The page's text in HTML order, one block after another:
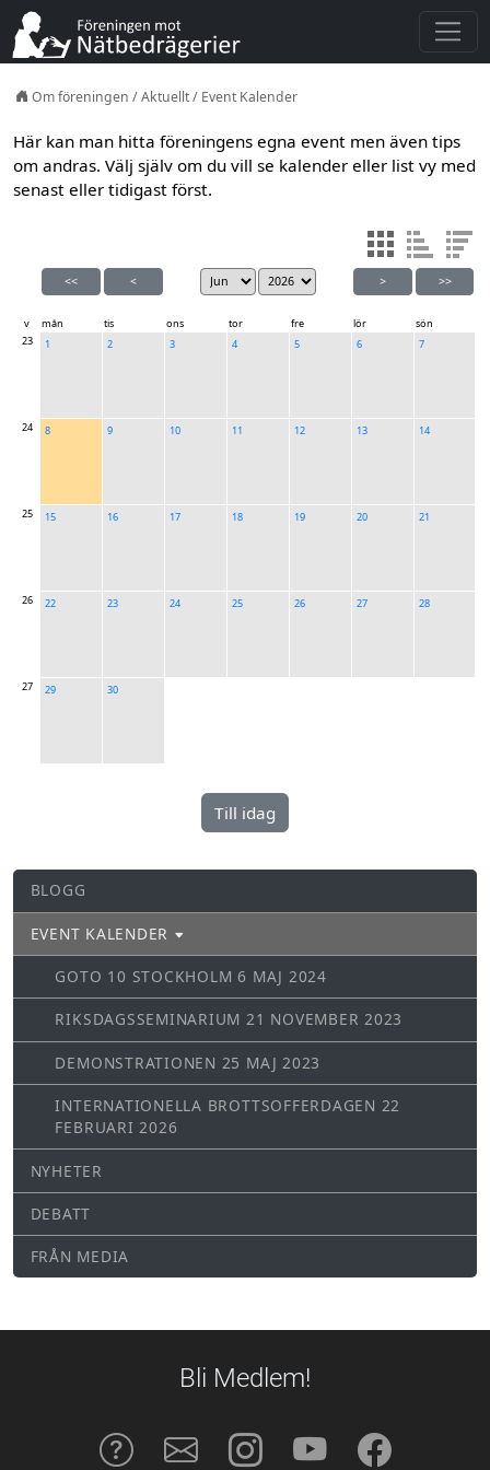
Om föreningen /Aktuellt/ Event Kalender
Här kan man hitta föreningens egna event men även tips
om andras. Välj själv om du vill se kalender eller list vy med
senast eller tidigast först.
<< < > >>
v mån tis ons tor fre lör
sön
23
1 2 3 4 5 6 7
24 8 9 10 11 12 13 14
25 15 16 17 18 19 20 21
26 22 23 24 25 26 27 28
27 29 30
BLOGG
EVENT KALENDER
GOTO 10 STOCKHOLM 6 MAJ 2024
RIKSDAGSSEMINARIUM 21 NOVEMBER 2023
DEMONSTRATIONEN 25 MAJ 2023
INTERNATIONELLA BROTTSOFFERDAGEN 22
FEBRUARI 2026
NYHETER
DEBATT
FRÅN MEDIA
Bli Medlem!